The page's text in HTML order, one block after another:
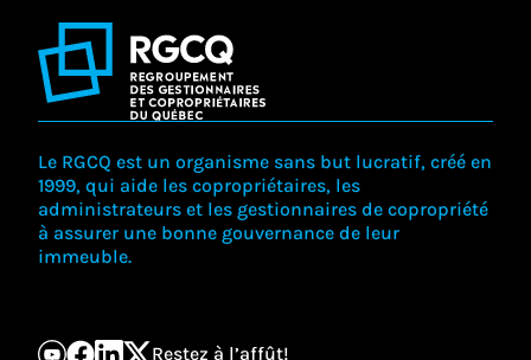
Le RGCQ est un organisme sans but lucratif, créé en
1999, qui aide les copropriétaires, les
administrateurs et les gestionnaires de copropriété
à assurer une bonne gouvernance de leur
immeuble.
Restez à l’affût!